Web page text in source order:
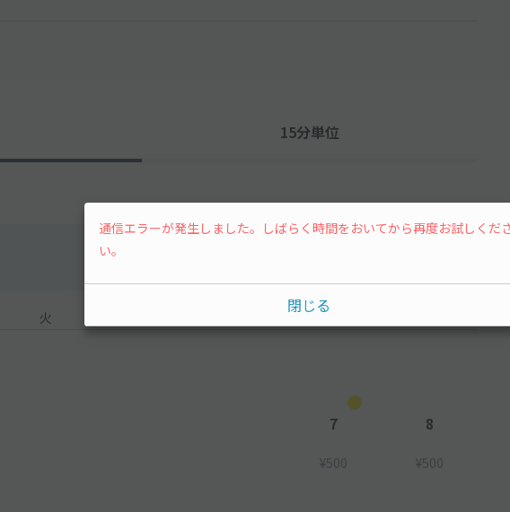
15分単位
火
7
¥500
8
¥500
通信エラーが発生しました。しばらく時間をおいてから再度お試しくだ
い。
閉じる